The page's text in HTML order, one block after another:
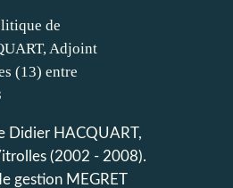
Didier HACQUART,
(2002 - 2008).
gestion MEGRET